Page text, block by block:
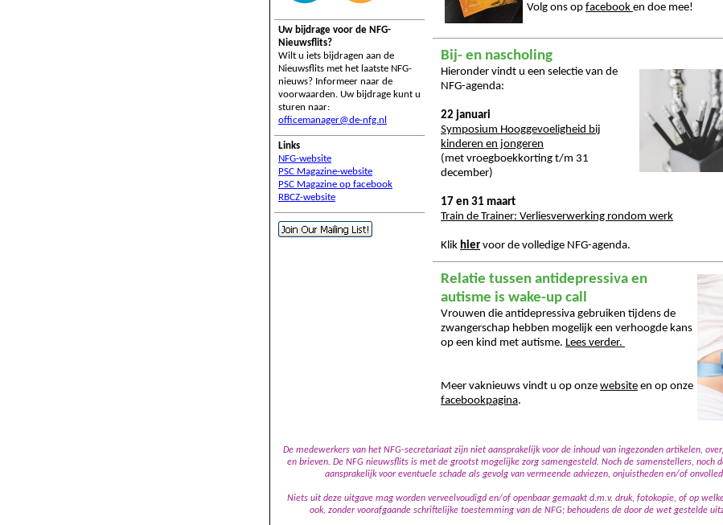
Uw bijdrage voor de NFG-
Nieuwsflits?
Wilt u iets bijdragen aan de
Nieuwsflits met het laatste NFG-
nieuws? Informeer naar de
voorwaarden. Uw bijdrage kunt u
sturen naar:
officemanager@de-nfg.nl
Links
NFG-website
PSC Magazine-website
PSC Magazine op facebook
RBCZ-website
Volg ons op facebook en doe mee!
Bij- en nascholing
Hieronder vindt u een selectie van de
NFG-agenda:
22 januari
Symposium Hooggevoeligheid bij
kinderen en jongeren
(met vroegboekkorting t/m 31
december)
17 en 31 maart
Train de Trainer: Verliesverwerking rondom werk
Klik hier voor de volledige NFG-agenda.
Relatie tussen antidepressiva en
autisme is wake-up call
Vrouwen die antidepressiva gebruiken tijdens de
zwangerschap hebben mogelijk een verhoogde kans
op een kind met autisme. Lees verder.
Meer vaknieuws vindt u op onze website en op onze
facebookpagina.
Demedewerkers van het NFG-secretariaat zijn niet aansprakelijk voor de inhoud van ingezonden artikelen,
en brieven. De NFG nieuwsflits is met de grootst mogelijke zorg samengesteld. Noch de samenstellers, noch
aansprakelijk voor eventuele schade als gevolg van vermeende adviezen, onjuistheden en/of
Niets uit deze uitgave mag worden verveelvoudigd en/of openbaar gemaakt d.m.v. druk, fotokopie, of op
ook, zonder voorafgaande schriftelijke toestemming van de NFG; behoudens de door de wet gestelde